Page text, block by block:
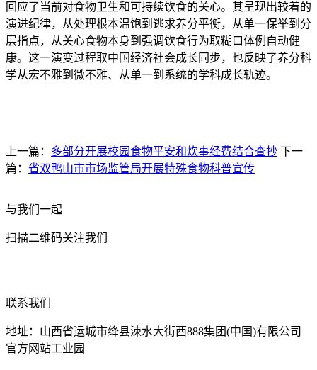
回应了当前对食物卫生和可持续饮食的关心。其呈现出较着的
演进纪律，从处理根本温饱到逃求养分平衡，从单一保举到分
层指点，从关心食物本身到强调饮食行为取糊口体例自动健
康。这一演变过程取中国经济社会成长同步，也反映了养分科
学从宏不雅到微不雅、从单一到系统的学科成长轨迹。
上一篇： 多部分开展校园食物平安和炊事经费结合查抄 下一
篇： 省双鸭山市市场监管局开展特殊食物科普宣传
与我们一起
扫描二维码关注我们
联系我们
地址：山西省运城市绛县涑水大街西888集团(中国)有限公司
官方网站工业园